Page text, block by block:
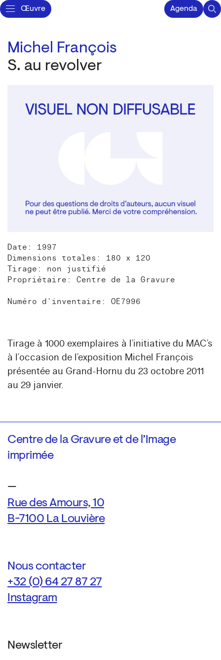
Œuvre Agenda
Michel François
S. au revolver
Date: 1997
Dimensions totales: 180 x 120
Tirage: non justifié
Propriétaire: Centre de la Gravure
Numéro d'inventaire: OE7996
Tirage à 1000 exemplaires à l’initiative du MAC’s
à l’occasion de l’exposition Michel François
présentée au Grand-Hornu du 23 octobre 2011
au 29 janvier.
Centre de la Gravure et de l’Image
imprimée
—
Rue des Amours, 10
B-7100 La Louvière
Nous contacter
+32 (0) 64 27 87 27
Instagram
Newsletter